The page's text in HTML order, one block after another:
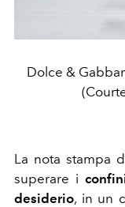
Dolce &
La nota stampa
superare i
desiderio, in un